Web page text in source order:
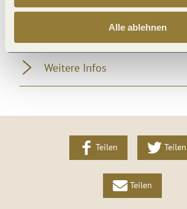
Alle ablehnen
Zahlungsarten
Weitere Infos
Teilen Teilen
Teilen